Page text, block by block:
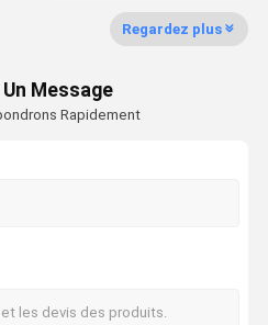
Regardez plus
Message
Rapidement